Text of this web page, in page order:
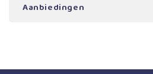
Aanbiedingen